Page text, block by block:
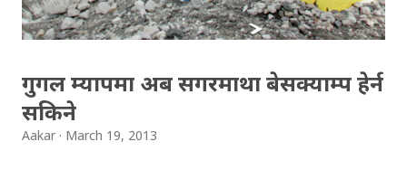
मुख्य काम भनेको युट्युबले विगत आठ वर्ष देखि सञ्चालन गरेको
गुगल म्यापमा अब सगरमाथा बेसक्याम्प हेर्न
सकिने
Aakar March 19, 2013